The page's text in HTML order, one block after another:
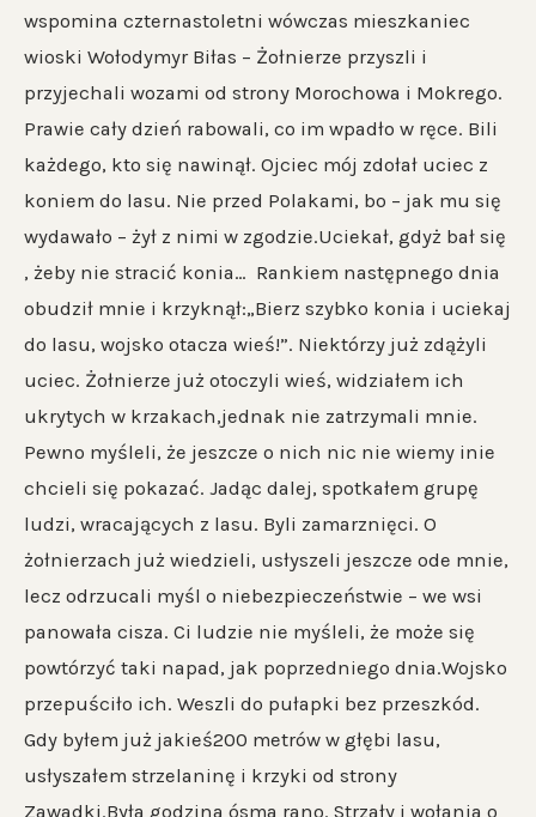
wspomina czternastoletni wówczas mieszkaniec
wioski Wołodymyr Biłas – Żołnierze przyszli i
przyjechali wozami od strony Morochowa i Mokrego.
Prawie cały dzień rabowali, co im wpadło w ręce. Bili
każdego, kto się nawinął. Ojciec mój zdołał uciec z
koniem do lasu. Nie przed Polakami, bo – jak mu się
wydawało – żył z nimi w zgodzie.Uciekał, gdyż bał się
, żeby nie stracić konia… Rankiem następnego dnia
obudził mnie i krzyknął:„Bierz szybko konia i uciekaj
do lasu, wojsko otacza wieś!”. Niektórzy już zdążyli
uciec. Żołnierze już otoczyli wieś, widziałem ich
ukrytych w krzakach,jednak nie zatrzymali mnie.
Pewno myśleli, że jeszcze o nich nic nie wiemy inie
chcieli się pokazać. Jadąc dalej, spotkałem grupę
ludzi, wracających z lasu. Byli zamarznięci. O
żołnierzach już wiedzieli, usłyszeli jeszcze ode mnie,
lecz odrzucali myśl o niebezpieczeństwie – we wsi
panowała cisza. Ci ludzie nie myśleli, że może się
powtórzyć taki napad, jak poprzedniego dnia.Wojsko
przepuściło ich. Weszli do pułapki bez przeszkód.
Gdy byłem już jakieś200 metrów w głębi lasu,
usłyszałem strzelaninę i krzyki od strony
Zawadki.Była godzina ósma rano. Strzały i wołania o